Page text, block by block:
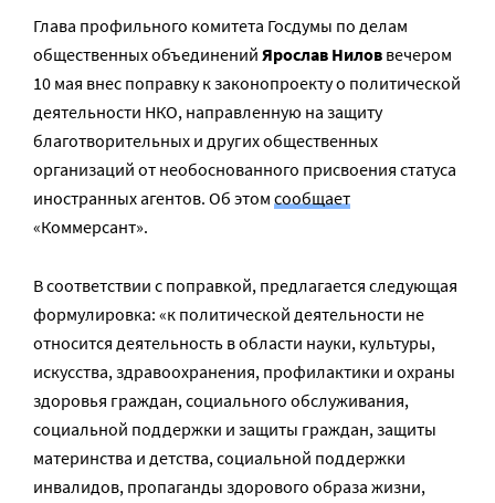
Глава профильного комитета Госдумы по делам
общественных объединений Ярослав Нилов вечером
10 мая внес поправку к законопроекту о политической
деятельности НКО, направленную на защиту
благотворительных и других общественных
организаций от необоснованного присвоения статуса
иностранных агентов. Об этом сообщает
«Коммерсант».
В соответствии с поправкой, предлагается следующая
формулировка: «к политической деятельности не
относится деятельность в области науки, культуры,
искусства, здравоохранения, профилактики и охраны
здоровья граждан, социального обслуживания,
социальной поддержки и защиты граждан, защиты
материнства и детства, социальной поддержки
инвалидов, пропаганды здорового образа жизни,